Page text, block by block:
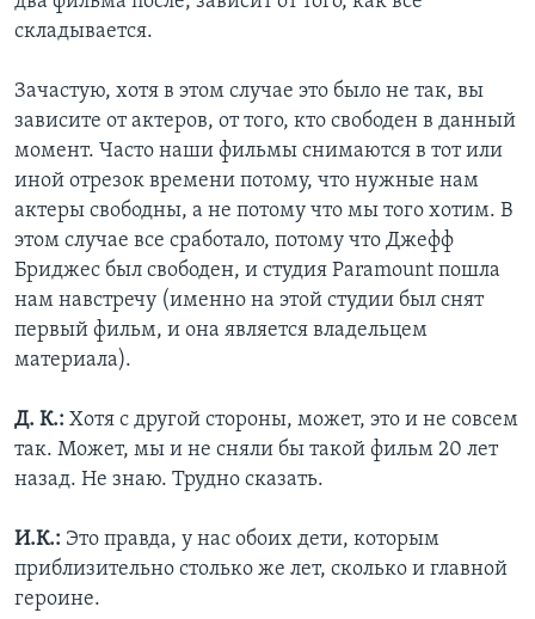
складывается.
Зачастую, хотя в этом случае это было не так, вы
зависите от актеров, от того, кто свободен в данный
момент. Часто наши фильмы снимаются в тот или
иной отрезок времени потому, что нужные нам
актеры свободны, а не потому что мы того хотим. В
этом случае все сработало, потому что Джефф
Бриджес был свободен, и студия Paramount пошла
нам навстречу (именно на этой студии был снят
первый фильм, и она является владельцем
материала).
Д. К.: Хотя с другой стороны, может, это и не совсем
так. Может, мы и не сняли бы такой фильм 20 лет
назад. Не знаю. Трудно сказать.
И.К.: Это правда, у нас обоих дети, которым
приблизительно столько же лет, сколько и главной
героине.